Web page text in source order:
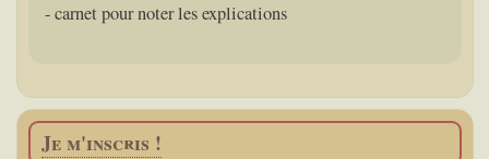
- carnet pour noter les explications
Je m'inscris !